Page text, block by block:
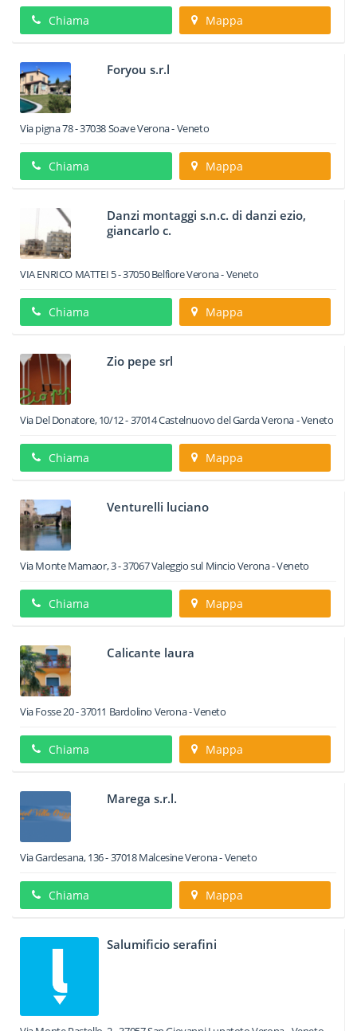
Chiama Mappa
Foryou s.r.l
Via pigna 78-37038SoaveVerona -Veneto
Chiama Mappa
Danzi montaggi s.n.c. di danzi ezio,
giancarlo c.
VIA ENRICO MATTEI 5-37050 BelfioreVerona -Veneto
Chiama Mappa
Zio pepe srl
Via Del Donatore, 10/12-37014Castelnuovo del GardaVerona -Veneto
Chiama Mappa
Venturelli luciano
Via Monte Mamaor, 3-37067Valeggio sul MincioVerona -Veneto
Chiama Mappa
Calicante laura
Via Fosse 20-37011 Bardolino Verona -Veneto
Chiama Mappa
Marega s.r.l.
Via Gardesana, 136-37018MalcesineVerona -Veneto
Chiama Mappa
Salumificio serafini